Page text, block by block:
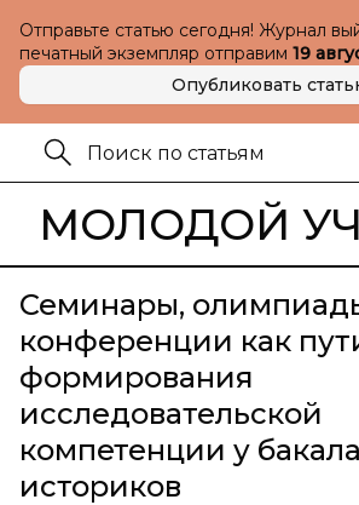
Отправьте статью сегодня! Журнал
печатный экземпляр отправим 19
Опубликовать
МОЛОДОЙ
Семинары,
конференции как
формирования
исследовательской
компетенции у
историков